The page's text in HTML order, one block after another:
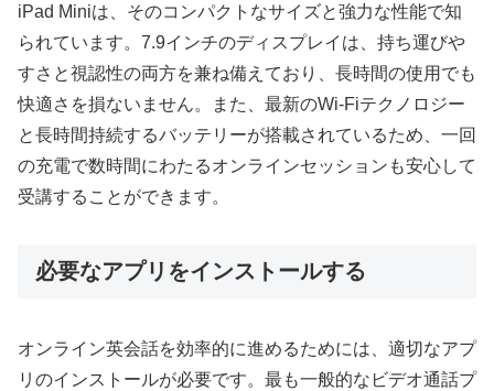
iPad Miniは、そのコンパクトなサイズと強力な性能で知
られています。7.9インチのディスプレイは、持ち運びや
すさと視認性の両方を兼ね備えており、長時間の使用でも
快適さを損ないません。また、最新のWi-Fiテクノロジー
と長時間持続するバッテリーが搭載されているため、一回
の充電で数時間にわたるオンラインセッションも安心して
受講することができます。
必要なアプリをインストールする
オンライン英会話を効率的に進めるためには、適切なアプ
リのインストールが必要です。最も一般的なビデオ通話プ